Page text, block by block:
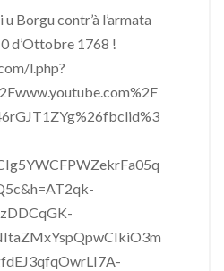
Borgu contr’à l’armata
d’Ottobre 1768 !
l.php?